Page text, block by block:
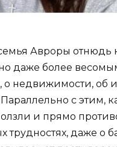
Авроры отнюдь
даже более
о недвижимости, об
с этим,
и прямо
даже о